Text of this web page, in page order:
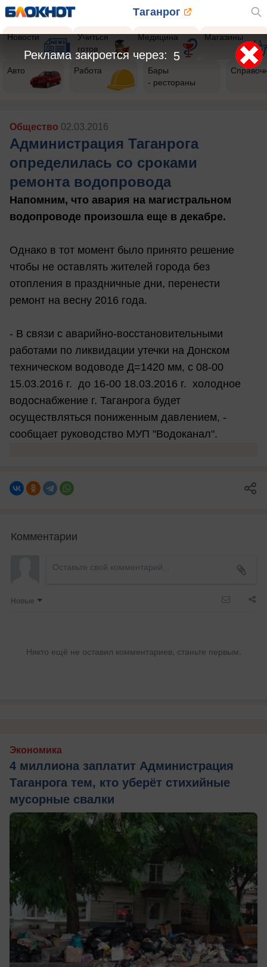
Таганрог
Новости
Учиться
готов
Медицина Магазины
Авто Работа
Бары
- рестораны
Общество 02.03.2016
Администрация Таганрога
определилась со сроками
ремонта водопровода
Напомним, что авария на магистральном
водопроводе произошла еще в декабре.
Однако в тот момент было принято решение
чтобы не оставлять жителей города без
отопления в праздничные дни, перенести
ремонт на весну 2016 года.
- В связи с аварийно-восстановительными
работами по ликвидации утечки на Донском
техническом водоводе Д=1420 мм, с 08-00
15.03.2016 г. до 16-00 18.03.2016 г. холодное
водоснабжение г. Таганрога будет
осуществляться пониженным давлением, -
сообщает руководство МУП "Водоканал".
Комментарии
Новые
Никто ещё не оставил комментариев, станьте первым.
Экономика
4 миллиона заплатит Администрация
Таганрога тем, кто уберёт стихийные
мусорные свалки
2
Реклама закроется через: